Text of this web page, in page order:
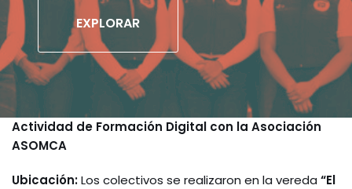
EXPLORAR
Actividad de Formación Digital con la Asociación
ASOMCA
Ubicación:Los colectivos se realizaron en la vereda “El